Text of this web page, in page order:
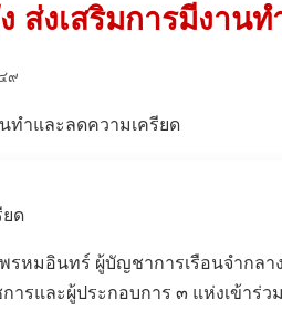
ส่งเสริมการมีงาน
๙
ยด
หมอินทร์ ผู้บัญชาการเรือนจำกลา
และผู้ประกอบการ ๓ แห่งเข้าร่ว